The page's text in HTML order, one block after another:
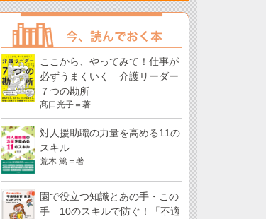
ここから、やってみて！仕事が
必ずうまくいく 介護リーダー
７つの勘所
髙口光子＝著
対人援助職の力量を高める11の
スキル
荒木 篤＝著
園で役立つ知識とあの手・この
手 10のスキルで防ぐ！「不適